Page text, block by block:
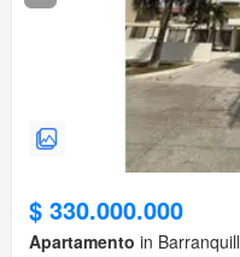
$ 330.000.000
Apartamento in